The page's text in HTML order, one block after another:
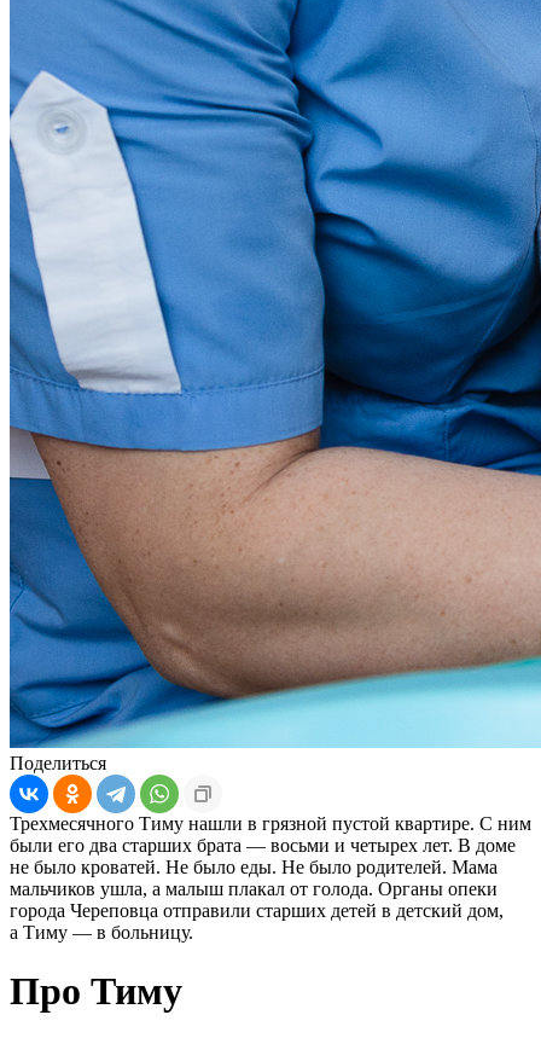
Поделиться
Трехмесячного Тиму нашли в грязной пустой квартире. С ним
были его два старших брата — восьми и четырех лет. В доме
не было кроватей. Не было еды. Не было родителей. Мама
мальчиков ушла, а малыш плакал от голода. Органы опеки
города Череповца отправили старших детей в детский дом,
а Тиму — в больницу.
Про Тиму